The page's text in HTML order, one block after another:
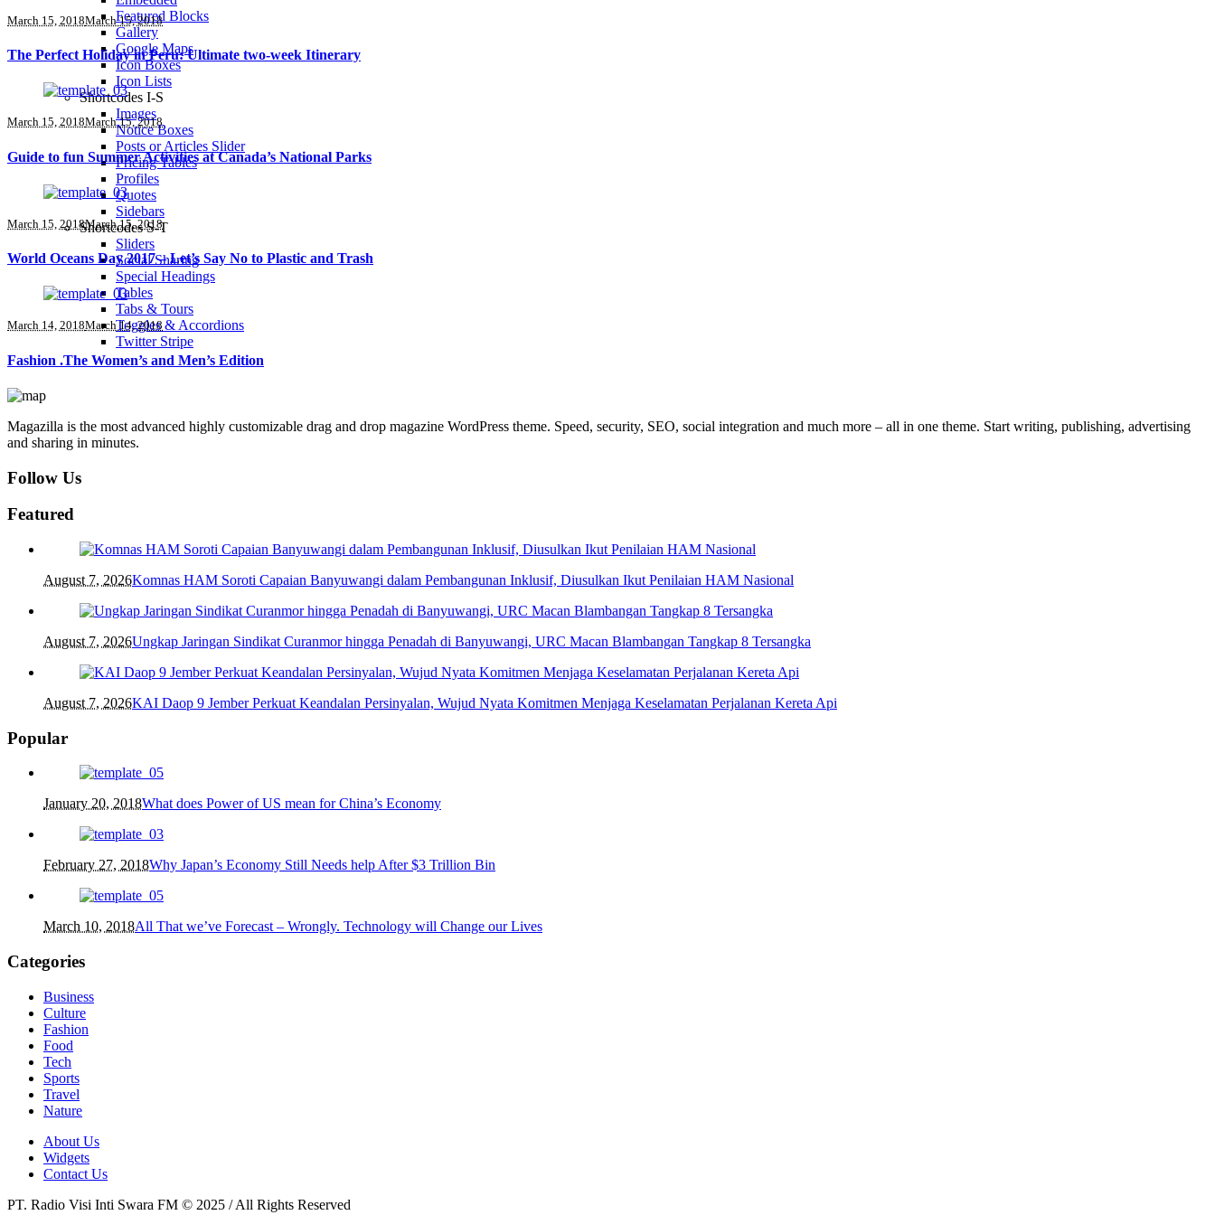
Featured Blocks
Gallery
Google Maps
Icon Boxes
Icon Lists
Shortcodes I-S
Images
Notice Boxes
Posts or Articles Slider
Pricing Tables
Profiles
Quotes
Sidebars
Shortcodes S-T
Sliders
Social Sharing
Special Headings
Tables
Tabs & Tours
Toggles & Accordions
Twitter Stripe
March 15, 2018March 15, 2018
The Perfect Holiday in Peru: Ultimate two-week Itinerary
March 15, 2018March 15, 2018
Guide to fun Summer Activities at Canada’s National Parks
March 15, 2018March 15, 2018
World Oceans Day 2017 – Let’s Say No to Plastic and Trash
March 14, 2018March 14, 2018
Fashion .The Women’s and Men’s Edition
Magazilla is the most advanced highly customizable drag and drop magazine WordPress theme. Speed, security, SEO, social integration and much more – all in one theme. Start writing, publishing, advertising
and sharing in minutes.
Follow Us
Featured
August 7, 2026Komnas HAM Soroti Capaian Banyuwangi dalam Pembangunan Inklusif, Diusulkan Ikut Penilaian HAM Nasional
August 7, 2026Ungkap Jaringan Sindikat Curanmor hingga Penadah di Banyuwangi, URC Macan Blambangan Tangkap 8 Tersangka
August 7, 2026KAI Daop 9 Jember Perkuat Keandalan Persinyalan, Wujud Nyata Komitmen Menjaga Keselamatan Perjalanan Kereta Api
Popular
January 20, 2018What does Power of US mean for China’s Economy
February 27, 2018Why Japan’s Economy Still Needs help After $3 Trillion Bin
March 10, 2018All That we’ve Forecast – Wrongly. Technology will Change our Lives
Categories
Business
Culture
Fashion
Food
Tech
Sports
Travel
Nature
About Us
Widgets
Contact Us
PT. Radio Visi Inti Swara FM © 2025 / All Rights Reserved